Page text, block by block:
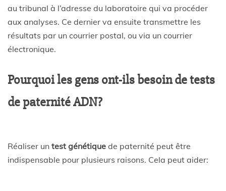
au tribunal à l’adresse du laboratoire qui va procéder
aux analyses. Ce dernier va ensuite transmettre les
résultats par un courrier postal, ou via un courrier
électronique.
Pourquoi les gens ont-ils besoin de tests
de paternité ADN?
Réaliser un test génétique de paternité peut être
indispensable pour plusieurs raisons. Cela peut aider: